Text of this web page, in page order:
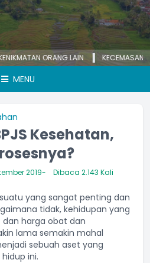
LAIN KECEMASAN YANG
MENU
Kesehatan,
2019 Dibaca 2.143 Kali
yang sangat penting dan
tidak, kehidupan yang
harga obat dan
lama semakin mahal
sebuah aset yang
ini.